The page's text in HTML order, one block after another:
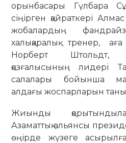
орынбасары Гүлбара
сіңірген қайраткері
жобалардың
халықаралық тренер,
Норберт Штольдт,
қозғалысының лидері
салалары бойынша
алдағы жоспарларын
Жиынды
Азаматтық альянсы
өңірде жүзеге